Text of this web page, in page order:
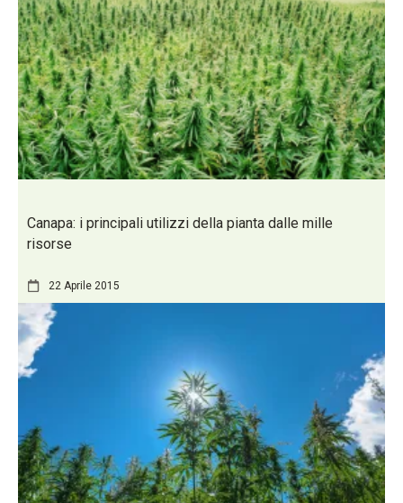
Canapa: i principali utilizzi della pianta dalle mille
risorse
22 Aprile 2015